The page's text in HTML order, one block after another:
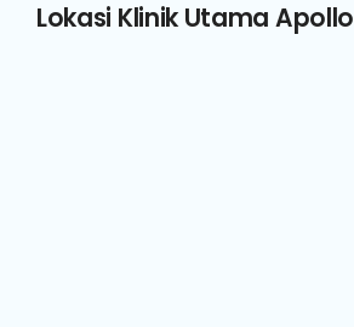
Lokasi Klinik Utama Apollo